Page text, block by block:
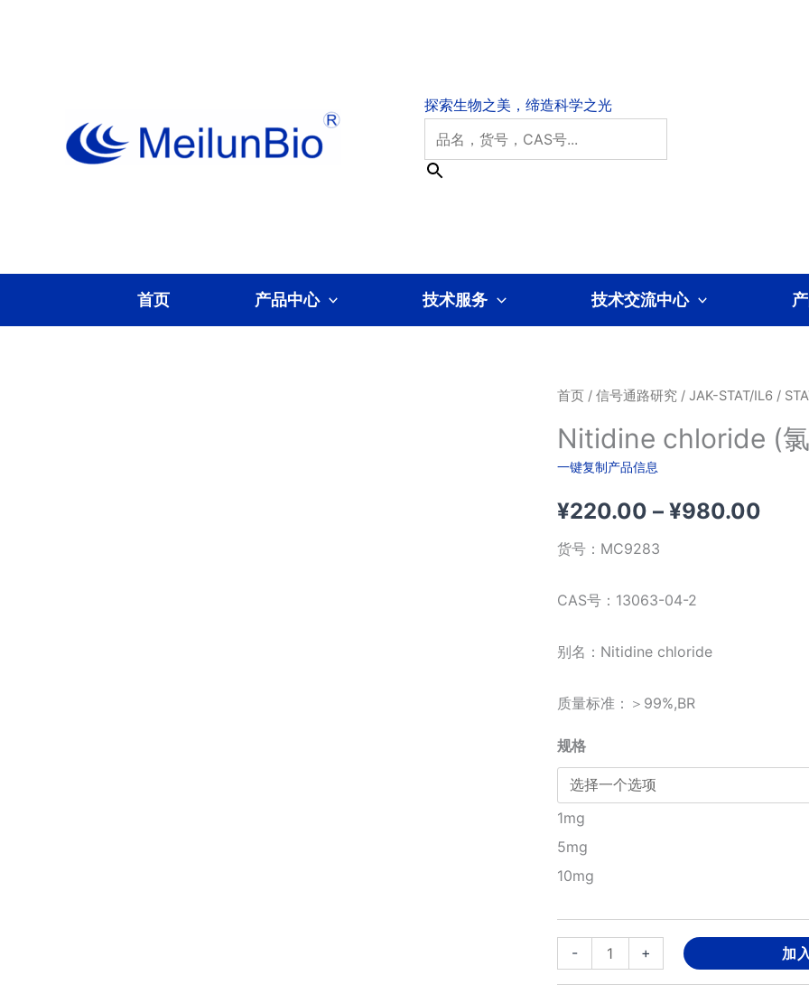
首页 产品中心 技术服务 技术交流中心
首页/ 信号通路研究/ JAK-STAT/IL6/
Nitidine chloride (
一键复制产品信息
¥220.00 – ¥980.00价
货号： MC9283
CAS号：13063-04-2
别名：Nitidine chloride
质量标准：＞99%,BR
规格
1mg
5mg
10mg
-
Nitidine
chloride
+ 加